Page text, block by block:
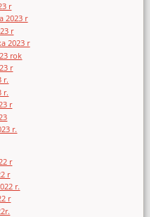
r
2023 r
r
2023 r
rok
r
r.
r.
r
r.
r
r
r.
r